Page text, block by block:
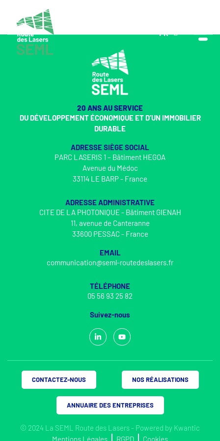
FR
EN
20 ANS AU SERVICE
DU DÉVELOPPEMENT ÉCONOMIQUE ET D’UN IMMOBILIER
DURABLE
ADRESSE SIÈGE SOCIAL
PARC LASERIS 1 – Bâtiment HEGOA
Avenue du Médoc
33114 LE BARP - France
ADRESSE ADMINISTRATIVE
CITE DE LA PHOTONIQUE - Bâtiment GIENAH
11, avenue de Canteranne
33600 PESSAC - France
EMAIL
communication@seml-routedeslasers.fr
TÉLÉPHONE
05 56 93 25 82
Suivez-nous
© 2024 La SEML Route des Lasers - Powered by Kwantic
Mentions Légales
RGPD Cookies
CONTACTEZ-NOUS NOS RÉALISATIONS
ANNUAIRE DES ENTREPRISES